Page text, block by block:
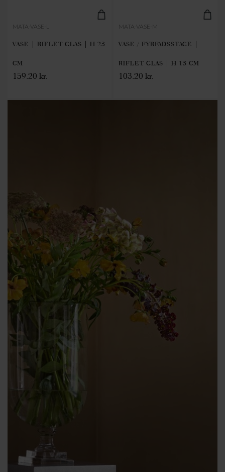
MATA-VASE-L
VASE | RIFLET GLAS | H 23
CM
159.20 kr.
MATA-VASE-M
VASE / FYRFADSSTAGE |
RIFLET GLAS | H 13 CM
103.20 kr.